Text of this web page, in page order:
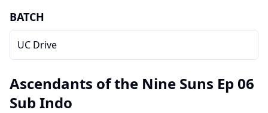
BATCH
UC Drive
Ascendants of the Nine Suns Ep 06
Sub Indo